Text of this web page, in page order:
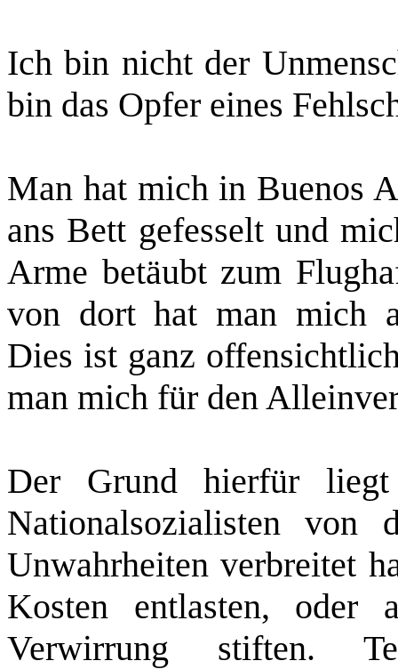
Ich bin nicht der
bin das Opfer eines
Man hat mich in Buenos
ans Bett gefesselt und
Arme betäubt zum
von dort hat man mich
Dies ist ganz
man mich für den
Der Grund hierfür
Nationalsozialisten von
Unwahrheiten verbreitet
Kosten entlasten, oder
Verwirrung stiften.